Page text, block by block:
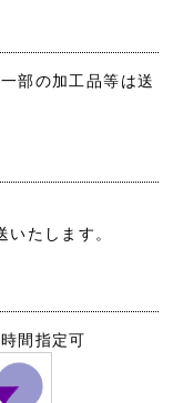
部の加工品等は送
たします。
間指定可